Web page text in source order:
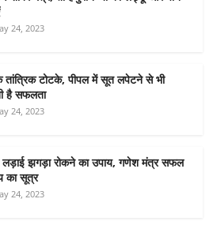
24, 2023
टोटके, पीपल में सूत लपेटने से भी
है सफलता
24, 2023
लड़ाई झगड़ा रोकने का उपाय, गणेश मंत्र सफल
का सूत्र
24, 2023